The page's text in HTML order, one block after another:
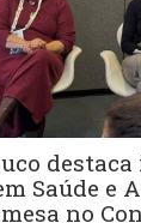
Saúde e
no